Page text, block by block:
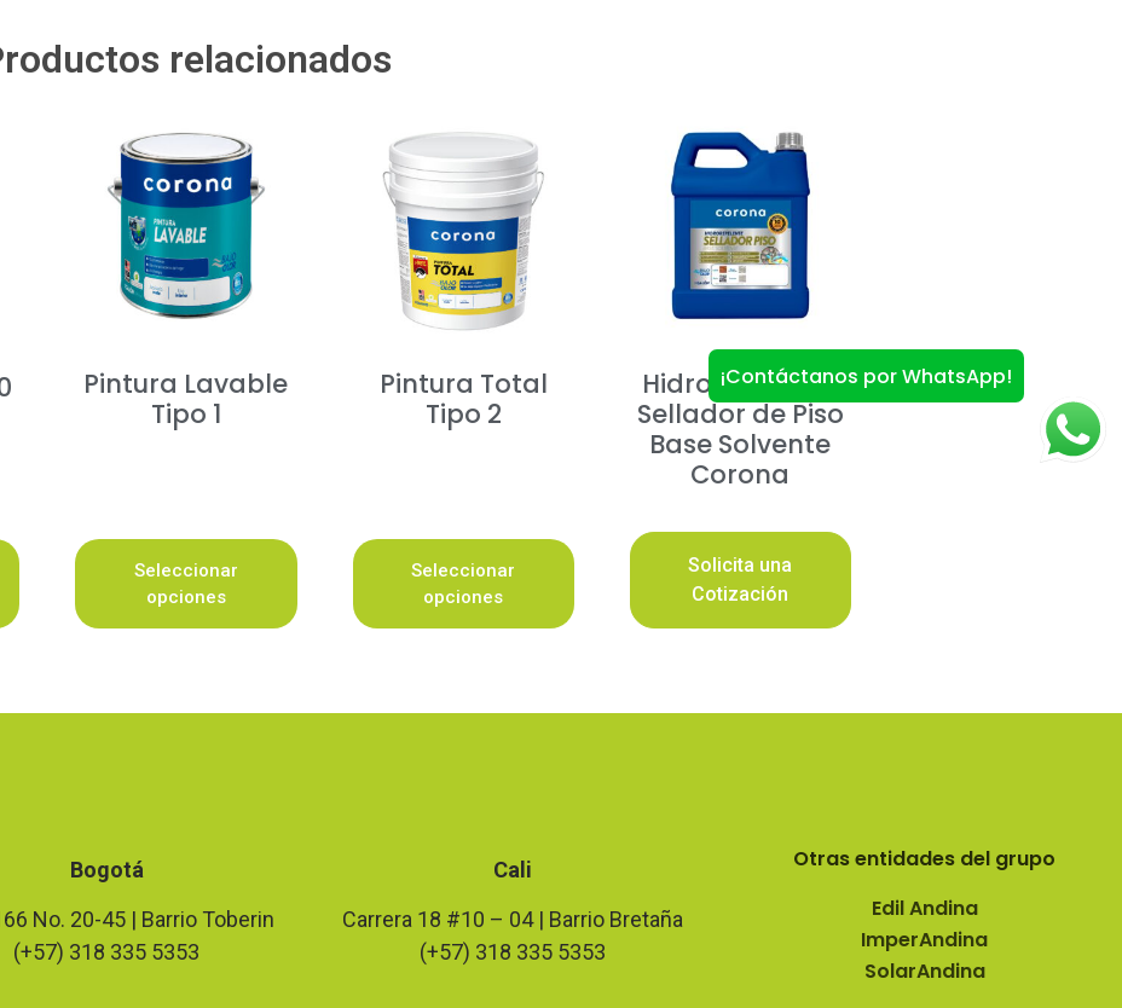
relacionados
Pintura Lavable
Tipo 1
Seleccionar
opciones
Pintura Total
Tipo 2
Seleccionar
opciones
Hidrorepelente
Sellador de Piso
Base Solvente
Corona
Solicita una
Cotización
¡Contáctanos por WhatsApp!
Bogotá
No. 20-45 | Barrio Toberin
(+57) 318 335 5353
Cali
Carrera 18 #10 – 04 | Barrio Bretaña
(+57) 318 335 5353
Otras entidades del grupo
Edil Andina
ImperAndina
SolarAndina